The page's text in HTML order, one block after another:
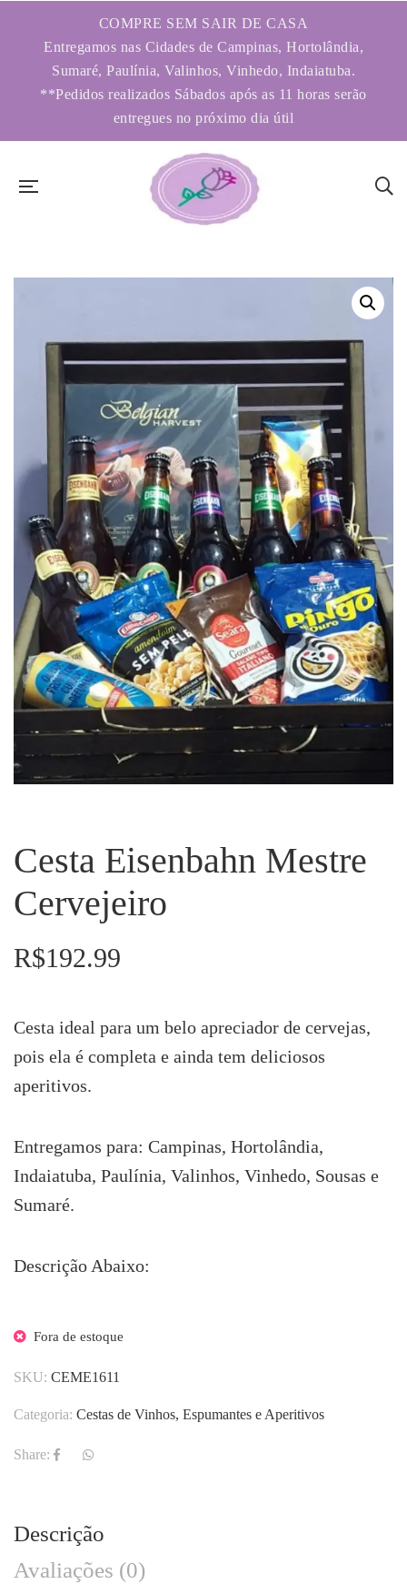
COMPRE SEM SAIR DE CASA
Entregamos nas Cidades de Campinas, Hortolândia,
Sumaré, Paulínia, Valinhos, Vinhedo, Indaiatuba.
**Pedidos realizados Sábados após as 11 horas serão
entregues no próximo dia útil
Cesta Eisenbahn Mestre
Cervejeiro
R$192.99
Cesta ideal para um belo apreciador de cervejas,
pois ela é completa e ainda tem deliciosos
aperitivos.
Entregamos para: Campinas, Hortolândia,
Indaiatuba, Paulínia, Valinhos, Vinhedo, Sousas e
Sumaré.
Descrição Abaixo:
Fora de estoque
SKU: CEME1611
Categoria: Cestas de Vinhos, Espumantes e Aperitivos
Share:
Descrição
Avaliações (0)